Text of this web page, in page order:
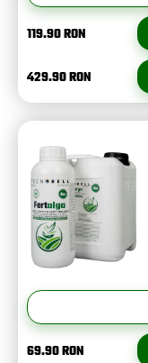
119.90 RON
429.90 RON
69.90 RON